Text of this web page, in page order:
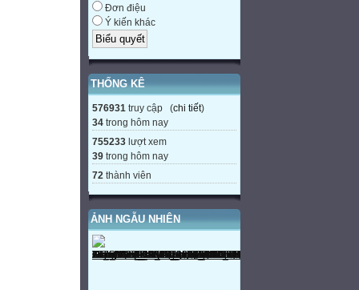
Đơn điệu
Ý kiến khác
THỐNG KÊ
576931 truy cập (chi tiết)
34 trong hôm nay
755233 lượt xem
39 trong hôm nay
72 thành viên
ẢNH NGẪU NHIÊN